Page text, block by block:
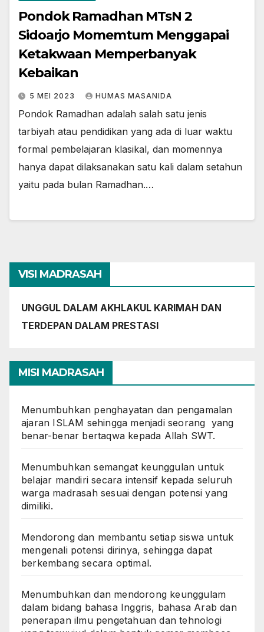
Pondok Ramadhan MTsN 2
Sidoarjo Momemtum Menggapai
Ketakwaan Memperbanyak
Kebaikan
5 MEI 2023 HUMAS MASANIDA
Pondok Ramadhan adalah salah satu jenis
tarbiyah atau pendidikan yang ada di luar waktu
formal pembelajaran klasikal, dan momennya
hanya dapat dilaksanakan satu kali dalam setahun
yaitu pada bulan Ramadhan.…
VISI MADRASAH
UNGGUL DALAM AKHLAKUL KARIMAH DAN
TERDEPAN DALAM PRESTASI
MISI MADRASAH
Menumbuhkan penghayatan dan pengamalan
ajaran ISLAM sehingga menjadi seorang yang
benar-benar bertaqwa kepada Allah SWT.
Menumbuhkan semangat keunggulan untuk
belajar mandiri secara intensif kepada seluruh
warga madrasah sesuai dengan potensi yang
dimiliki.
Mendorong dan membantu setiap siswa untuk
mengenali potensi dirinya, sehingga dapat
berkembang secara optimal.
Menumbuhkan dan mendorong keunggulam
dalam bidang bahasa Inggris, bahasa Arab dan
penerapan ilmu pengetahuan dan tehnologi